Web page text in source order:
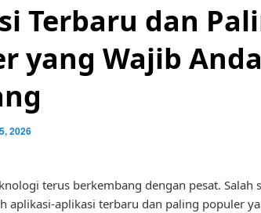
Terbaru dan
yang Wajib
2026
terus berkembang dengan pesat. Salah
aplikasi-aplikasi terbaru dan paling populer